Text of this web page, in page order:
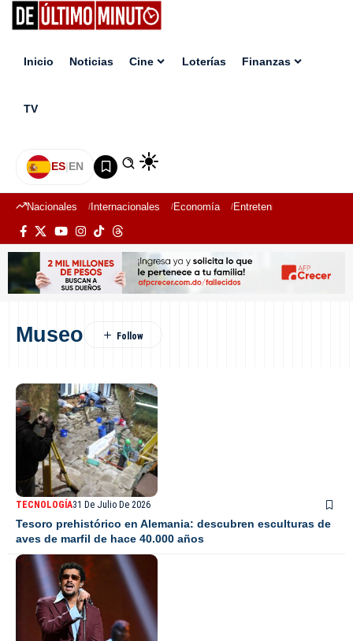
Inicio Noticias Cine Loterías Finanzas
TV
ES|EN
Nacionales Internacionales Economía Entretenimiento
Museo
TECNOLOGÍA31 De Julio De 2026
Tesoro prehistórico en Alemania: descubren esculturas de
aves de marfil de hace 40.000 años